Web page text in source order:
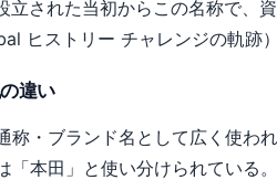
立された当初からこの名称で、
ヒストリー チャレンジの軌跡
違い
称・ブランド名として広く使
「本田」と使い分けられている。